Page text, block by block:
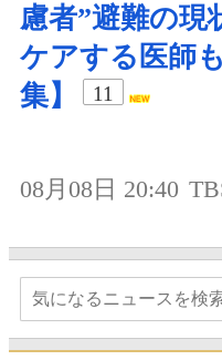
慮者”避難の現
ケアする医師
集】
11
08月08日 20:40